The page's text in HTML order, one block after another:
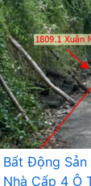
Bất Động Sản
Nhà Cấp 4 Ô